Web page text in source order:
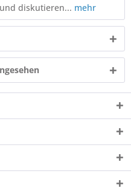
diskutieren... mehr